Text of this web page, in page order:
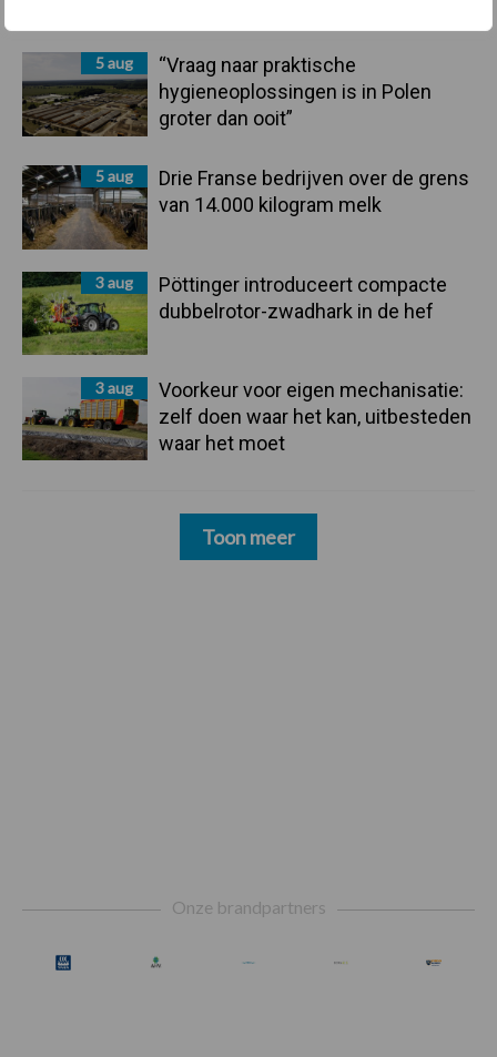
5 aug
“Vraag naar praktische
hygieneoplossingen is in Polen
groter dan ooit”
5 aug
Drie Franse bedrijven over de grens
van 14.000 kilogram melk
3 aug
Pöttinger introduceert compacte
dubbelrotor-zwadhark in de hef
3 aug
Voorkeur voor eigen mechanisatie:
zelf doen waar het kan, uitbesteden
waar het moet
Toon meer
Onze brandpartners